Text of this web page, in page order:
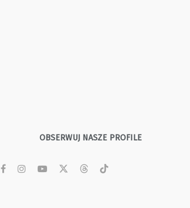
OBSERWUJ NASZE PROFILE